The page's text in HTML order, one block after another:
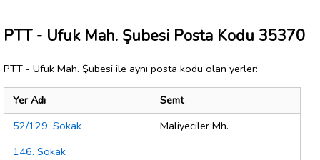
PTT - Ufuk Mah. Şubesi Posta Kodu 35370
PTT - Ufuk Mah. Şubesi ile aynı posta kodu olan yerler:
Yer Adı
Semt
52/129. Sokak
Maliyeciler Mh.
146. Sokak